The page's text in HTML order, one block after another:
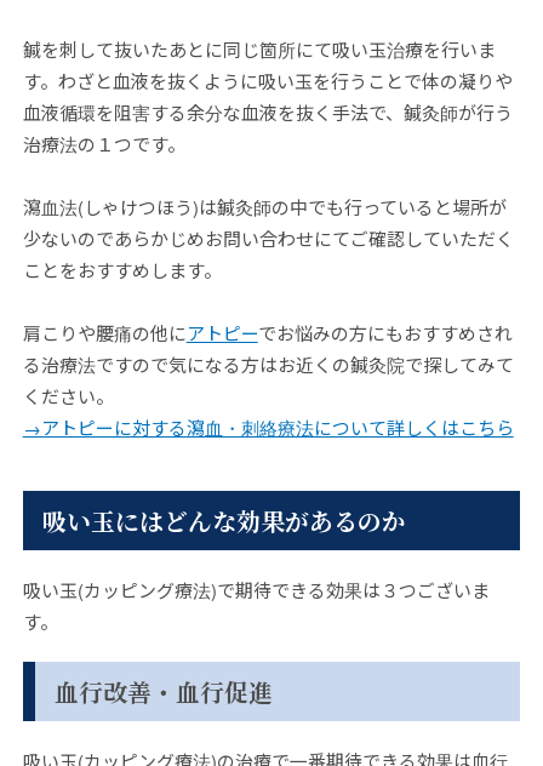
鍼を刺して抜いたあとに同じ箇所にて吸い玉治療を行いま
す。わざと血液を抜くように吸い玉を行うことで体の凝りや
血液循環を阻害する余分な血液を抜く手法で、鍼灸師が行う
治療法の１つです。
瀉血法(しゃけつほう)は鍼灸師の中でも行っていると場所が
少ないのであらかじめお問い合わせにてご確認していただく
ことをおすすめします。
肩こりや腰痛の他にアトピーでお悩みの方にもおすすめされ
る治療法ですので気になる方はお近くの鍼灸院で探してみて
ください。
→アトピーに対する瀉血・刺絡療法について詳しくはこちら
吸い玉にはどんな効果があるのか
吸い玉(カッピング療法)で期待できる効果は３つございま
す。
血行改善・血行促進
吸い玉(カッピング療法)の治療で一番期待できる効果は血行